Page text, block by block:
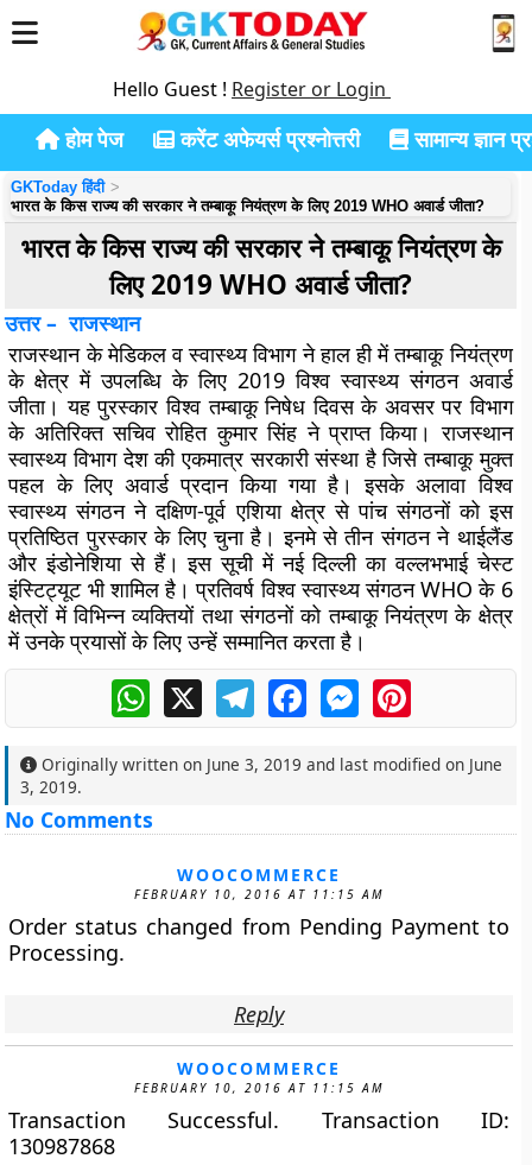
Hello Guest ! Register or Login
होम पेज करेंट अफेयर्स प्रश्नोत्तरी सामान्य ज्ञान
GKToday हिंदी
भारत के किस राज्य की सरकार ने तम्बाकू नियंत्रण के लिए 2019 WHO अवार्ड जीता?
भारत के किस राज्य की सरकार ने तम्बाकू नियंत्रण के
लिए 2019 WHO अवार्ड जीता?
उत्तर – राजस्थान
राजस्थान के मेडिकल व स्वास्थ्य विभाग ने हाल ही में तम्बाकू नियंत्रण
के क्षेत्र में उपलब्धि के लिए 2019 विश्व स्वास्थ्य संगठन अवार्ड
जीता। यह पुरस्कार विश्व तम्बाकू निषेध दिवस के अवसर पर विभाग
के अतिरिक्त सचिव रोहित कुमार सिंह ने प्राप्त किया। राजस्थान
स्वास्थ्य विभाग देश की एकमात्र सरकारी संस्था है जिसे तम्बाकू मुक्त
पहल के लिए अवार्ड प्रदान किया गया है। इसके अलावा विश्व
स्वास्थ्य संगठन ने दक्षिण-पूर्व एशिया क्षेत्र से पांच संगठनों को इस
प्रतिष्ठित पुरस्कार के लिए चुना है। इनमे से तीन संगठन ने थाईलैंड
और इंडोनेशिया से हैं। इस सूची में नई दिल्ली का वल्लभभाई चेस्ट
इंस्टिट्यूट भी शामिल है। प्रतिवर्ष विश्व स्वास्थ्य संगठन WHO के 6
क्षेत्रों में विभिन्न व्यक्तियों तथा संगठनों को तम्बाकू नियंत्रण के क्षेत्र
में उनके प्रयासों के लिए उन्हें सम्मानित करता है।
WhatsApp
X TelegramFacebookMessengerPinterest
Originally written on June 3, 2019 and last modified on June
3, 2019.
No Comments
WOOCOMMERCE
FEBRUARY 10, 2016 AT 11:15 AM
Order status changed from Pending Payment to
Processing.
Reply
WOOCOMMERCE
FEBRUARY 10, 2016 AT 11:15 AM
Transaction Successful. Transaction ID:
130987868